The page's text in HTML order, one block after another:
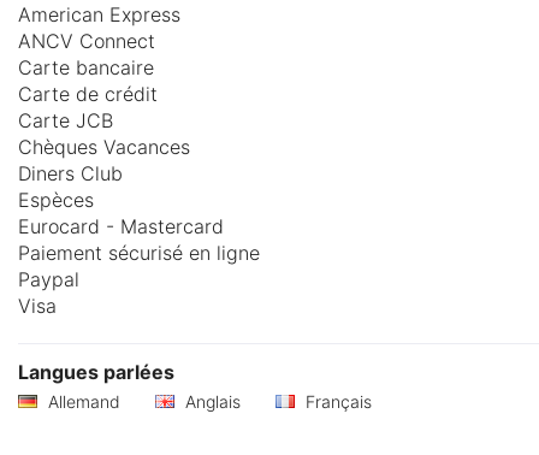
American Express
ANCV Connect
Carte bancaire
Carte de crédit
Carte JCB
Chèques Vacances
Diners Club
Espèces
Eurocard - Mastercard
Paiement sécurisé en ligne
Paypal
Visa
Langues parlées
Allemand Anglais Français